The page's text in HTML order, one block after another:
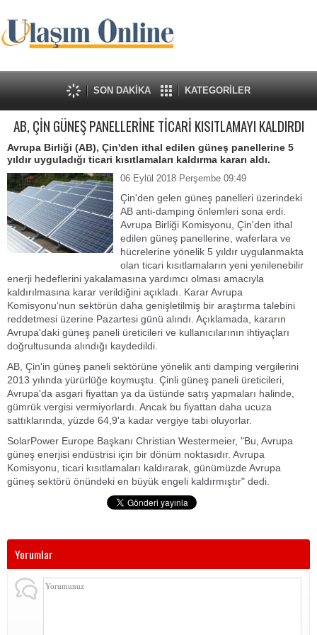
SON DAKİKA KATEGORİLER
AB, ÇİN GÜNEŞ PANELLERİNE TİCARİ KISITLAMAYI KALDIRDI
Avrupa Birliği (AB), Çin'den ithal edilen güneş panellerine 5
yıldır uyguladığı ticari kısıtlamaları kaldırma kararı aldı.
06 Eylül 2018 Perşembe 09:49
Çin'den gelen güneş panelleri üzerindeki
AB anti-damping önlemleri sona erdi.
Avrupa Birliği Komisyonu, Çin'den ithal
edilen güneş panellerine, waferlara ve
hücrelerine yönelik 5 yıldır uygulanmakta
olan ticari kısıtlamaların yeni yenilenebilir
enerji hedeflerini yakalamasına yardımcı olması amacıyla
kaldırılmasına karar verildiğini açıkladı. Karar Avrupa
Komisyonu’nun sektörün daha genişletilmiş bir araştırma talebini
reddetmesi üzerine Pazartesi günü alındı. Açıklamada, kararın
Avrupa'daki güneş paneli üreticileri ve kullanıcılarının ihtiyaçları
doğrultusunda alındığı kaydedildi.
AB, Çin'in güneş paneli sektörüne yönelik anti damping vergilerini
2013 yılında yürürlüğe koymuştu. Çinli güneş paneli üreticileri,
Avrupa'da asgari fiyattan ya da üstünde satış yapmaları halinde,
gümrük vergisi vermiyorlardı. Ancak bu fiyattan daha ucuza
sattıklarında, yüzde 64,9'a kadar vergiye tabi oluyorlar.
SolarPower Europe Başkanı Christian Westermeier, "Bu, Avrupa
güneş enerjisi endüstrisi için bir dönüm noktasıdır. Avrupa
Komisyonu, ticari kısıtlamaları kaldırarak, günümüzde Avrupa
güneş sektörü önündeki en büyük engeli kaldırmıştır" dedi.
Yorumlar